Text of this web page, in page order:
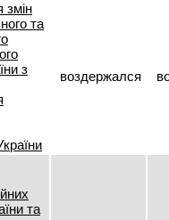
змін
та
з
воздержался
та